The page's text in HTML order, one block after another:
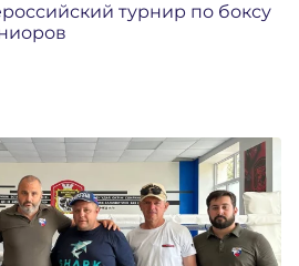
турнир по боксу